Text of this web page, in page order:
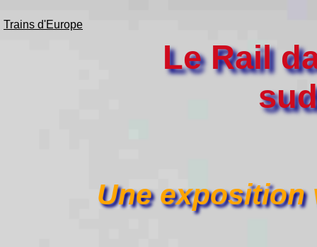
Trains d'Europe
Le Rail
Une exposition